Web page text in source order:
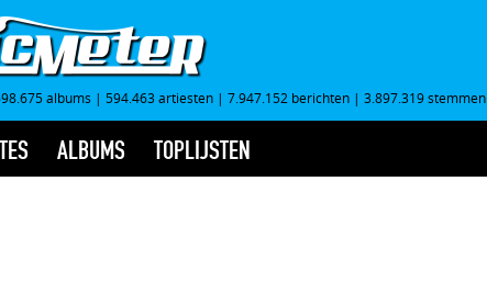
albums | 594.463 artiesten | 7.947.152 berichten | 3.897.319 stemmen
ALBUMS TOPLIJSTEN